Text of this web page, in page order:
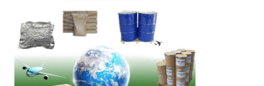
PRIVACY
POLICY